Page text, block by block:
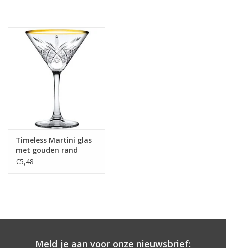
Timeless Martini glas
met gouden rand
230ml
€5,48
Meld je aan voor onze nieuwsbrief: